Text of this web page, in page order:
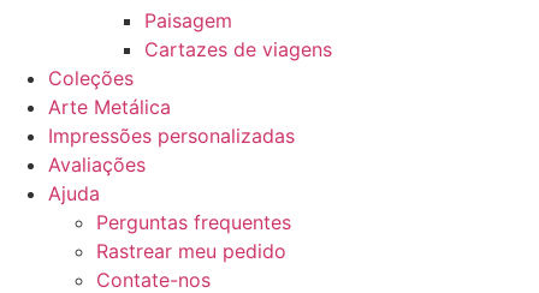
Paisagem
Cartazes de viagens
Coleções
Arte Metálica
Impressões personalizadas
Avaliações
Ajuda
Perguntas frequentes
Rastrear meu pedido
Contate-nos